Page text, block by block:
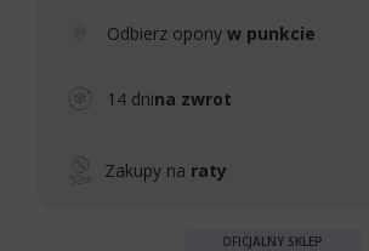
Odbierz opony w punkcie
14 dnina zwrot
Zakupy na raty
OFICJALNY SKLEP